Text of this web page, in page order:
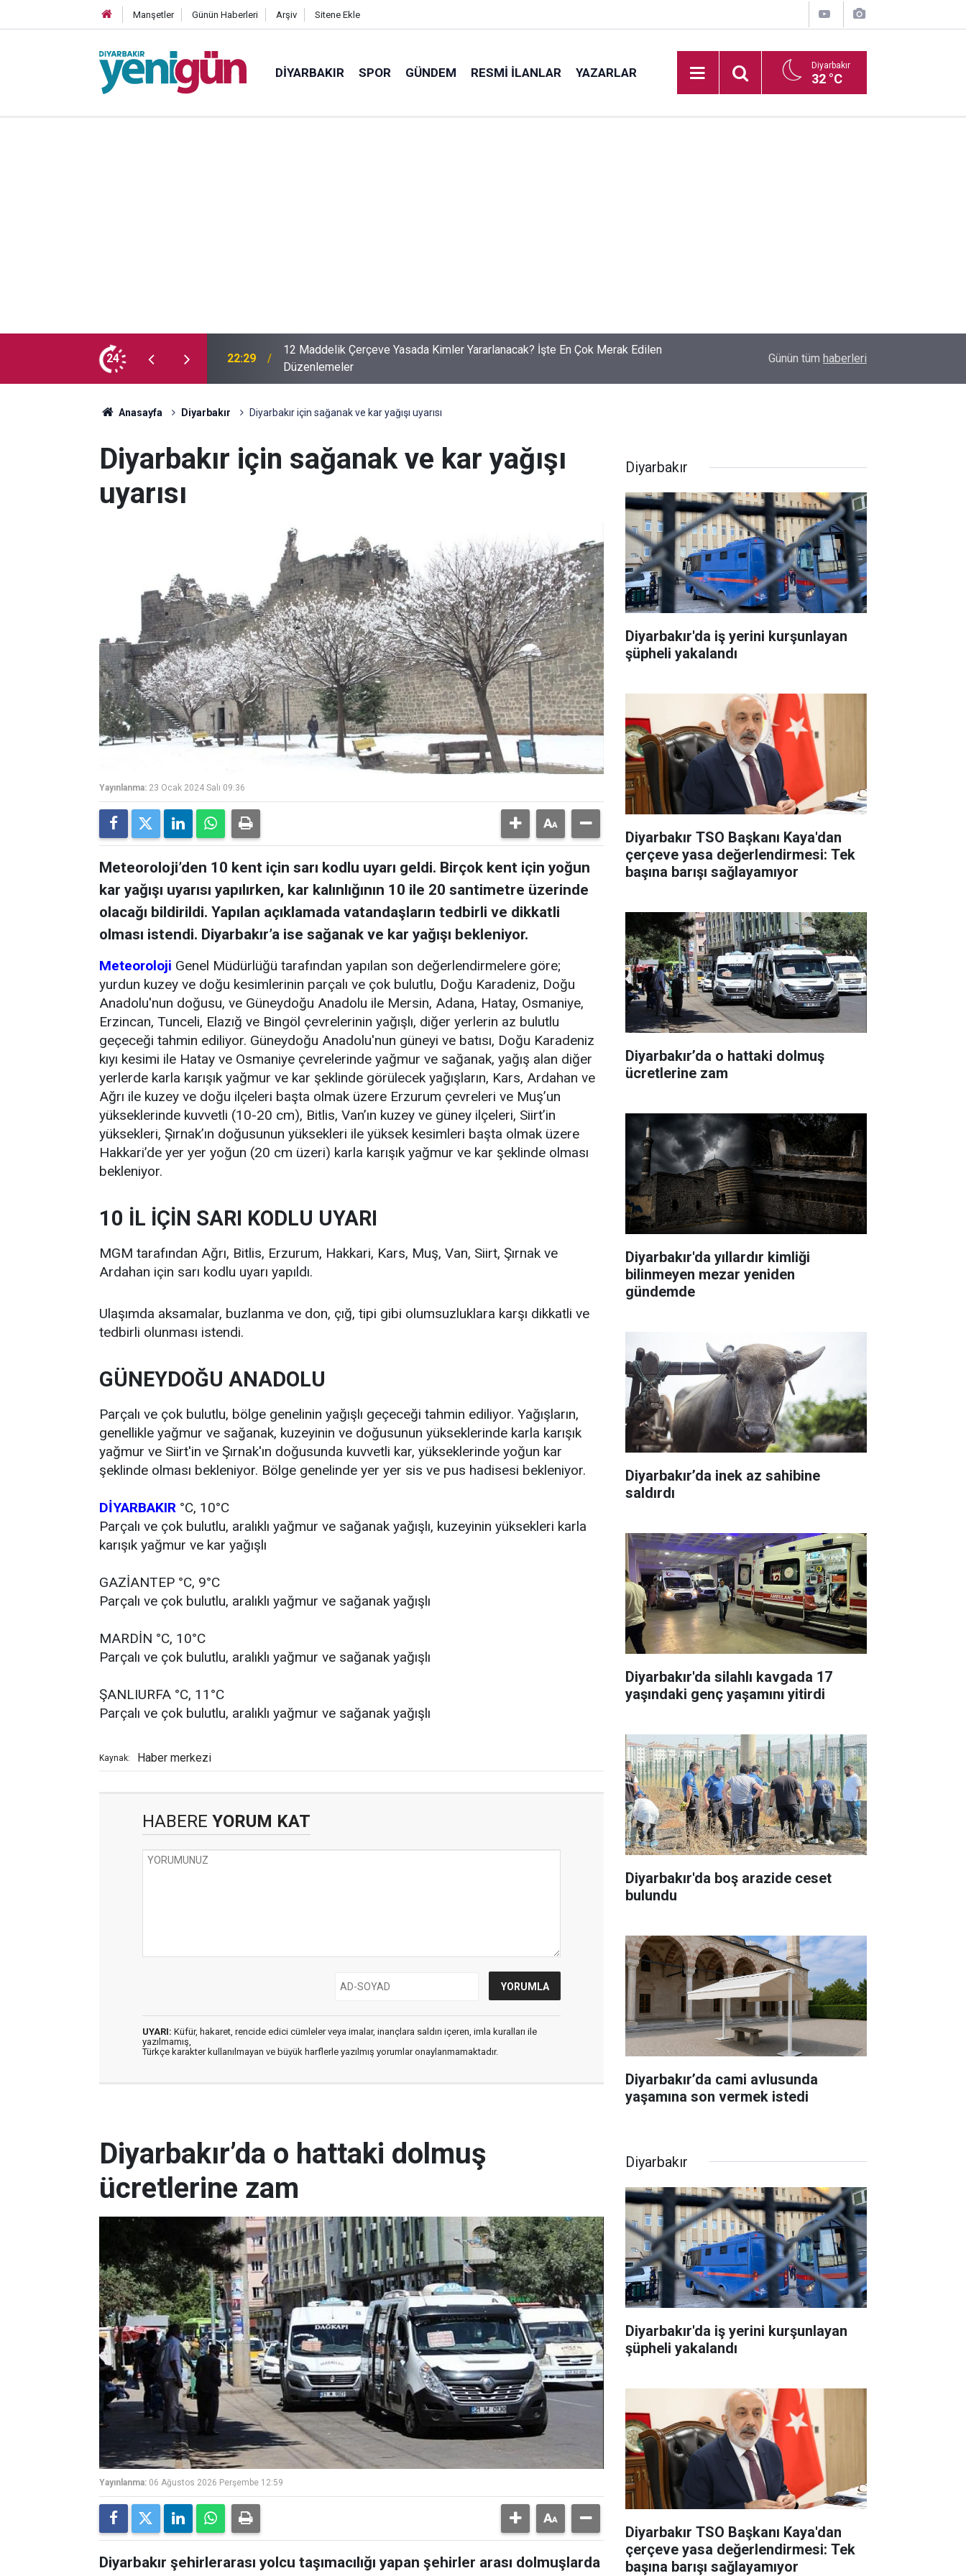
Manşetler Günün Haberleri Arşiv Sitene Ekle
DIYARBAKIR SPOR GÜNDEM RESMI İLANLAR YAZARLAR Diyarbakır
32 °C
24
Yararlanacak? İşte En Çok Merak Edilen
18:43 Diyarbakır'da iş yerini kurşunlayan şüpheli yakalandı
barışı sağlayamıyor
Günün tüm haberleri
Anasayfa Diyarbakır Diyarbakır için sağanak ve kar yağışı uyarısı
Diyarbakır için sağanak ve kar yağışı
uyarısı
Yayınlanma: 23 Ocak 2024 Salı 09:36
Meteoroloji’den 10 kent için sarı kodlu uyarı geldi. Birçok kent için yoğun
kar yağışı uyarısı yapılırken, kar kalınlığının 10 ile 20 santimetre üzerinde
olacağı bildirildi. Yapılan açıklamada vatandaşların tedbirli ve dikkatli
olması istendi. Diyarbakır’a ise sağanak ve kar yağışı bekleniyor.
Meteoroloji Genel Müdürlüğü tarafından yapılan son değerlendirmelere göre;
yurdun kuzey ve doğu kesimlerinin parçalı ve çok bulutlu, Doğu Karadeniz, Doğu
Anadolu'nun doğusu, ve Güneydoğu Anadolu ile Mersin, Adana, Hatay, Osmaniye,
Erzincan, Tunceli, Elazığ ve Bingöl çevrelerinin yağışlı, diğer yerlerin az bulutlu
geçeceği tahmin ediliyor. Güneydoğu Anadolu'nun güneyi ve batısı, Doğu Karadeniz
kıyı kesimi ile Hatay ve Osmaniye çevrelerinde yağmur ve sağanak, yağış alan diğer
yerlerde karla karışık yağmur ve kar şeklinde görülecek yağışların, Kars, Ardahan ve
Ağrı ile kuzey ve doğu ilçeleri başta olmak üzere Erzurum çevreleri ve Muş’un
yükseklerinde kuvvetli (10-20 cm), Bitlis, Van’ın kuzey ve güney ilçeleri, Siirt’in
yüksekleri, Şırnak’ın doğusunun yüksekleri ile yüksek kesimleri başta olmak üzere
Hakkari’de yer yer yoğun (20 cm üzeri) karla karışık yağmur ve kar şeklinde olması
bekleniyor.
10 İL İÇİN SARI KODLU UYARI
MGM tarafından Ağrı, Bitlis, Erzurum, Hakkari, Kars, Muş, Van, Siirt, Şırnak ve
Ardahan için sarı kodlu uyarı yapıldı.
Ulaşımda aksamalar, buzlanma ve don, çığ, tipi gibi olumsuzluklara karşı dikkatli ve
tedbirli olunması istendi.
GÜNEYDOĞU ANADOLU
Parçalı ve çok bulutlu, bölge genelinin yağışlı geçeceği tahmin ediliyor. Yağışların,
genellikle yağmur ve sağanak, kuzeyinin ve doğusunun yükseklerinde karla karışık
yağmur ve Siirt'in ve Şırnak'ın doğusunda kuvvetli kar, yükseklerinde yoğun kar
şeklinde olması bekleniyor. Bölge genelinde yer yer sis ve pus hadisesi bekleniyor.
DİYARBAKIR °C, 10°C
Parçalı ve çok bulutlu, aralıklı yağmur ve sağanak yağışlı, kuzeyinin yüksekleri karla
karışık yağmur ve kar yağışlı
GAZİANTEP °C, 9°C
Parçalı ve çok bulutlu, aralıklı yağmur ve sağanak yağışlı
MARDİN °C, 10°C
Parçalı ve çok bulutlu, aralıklı yağmur ve sağanak yağışlı
ŞANLIURFA °C, 11°C
Parçalı ve çok bulutlu, aralıklı yağmur ve sağanak yağışlı
Kaynak: Haber merkezi
HABERE YORUM KAT
UYARI: Küfür, hakaret, rencide edici cümleler veya imalar, inançlara saldırı içeren, imla kuralları ile
yazılmamış,
Türkçe karakter kullanılmayan ve büyük harflerle yazılmış yorumlar onaylanmamaktadır.
Diyarbakır
Diyarbakır'da iş yerini kurşunlayan
şüpheli yakalandı
Diyarbakır TSO Başkanı Kaya'dan
çerçeve yasa değerlendirmesi: Tek
başına barışı sağlayamıyor
Diyarbakır’da o hattaki dolmuş
ücretlerine zam
Diyarbakır'da yıllardır kimliği
bilinmeyen mezar yeniden
gündemde
Diyarbakır’da inek az sahibine
saldırdı
Diyarbakır'da silahlı kavgada 17
yaşındaki genç yaşamını yitirdi
Diyarbakır'da boş arazide ceset
bulundu
Diyarbakır’da cami avlusunda
yaşamına son vermek istedi
Diyarbakır’da o hattaki dolmuş
ücretlerine zam
Yayınlanma: 06 Ağustos 2026 Perşembe 12:59
Diyarbakır şehirlerarası yolcu taşımacılığı yapan şehirler arası dolmuşlarda
Diyarbakır
Diyarbakır'da iş yerini kurşunlayan
şüpheli yakalandı
Diyarbakır TSO Başkanı Kaya'dan
çerçeve yasa değerlendirmesi: Tek
başına barışı sağlayamıyor